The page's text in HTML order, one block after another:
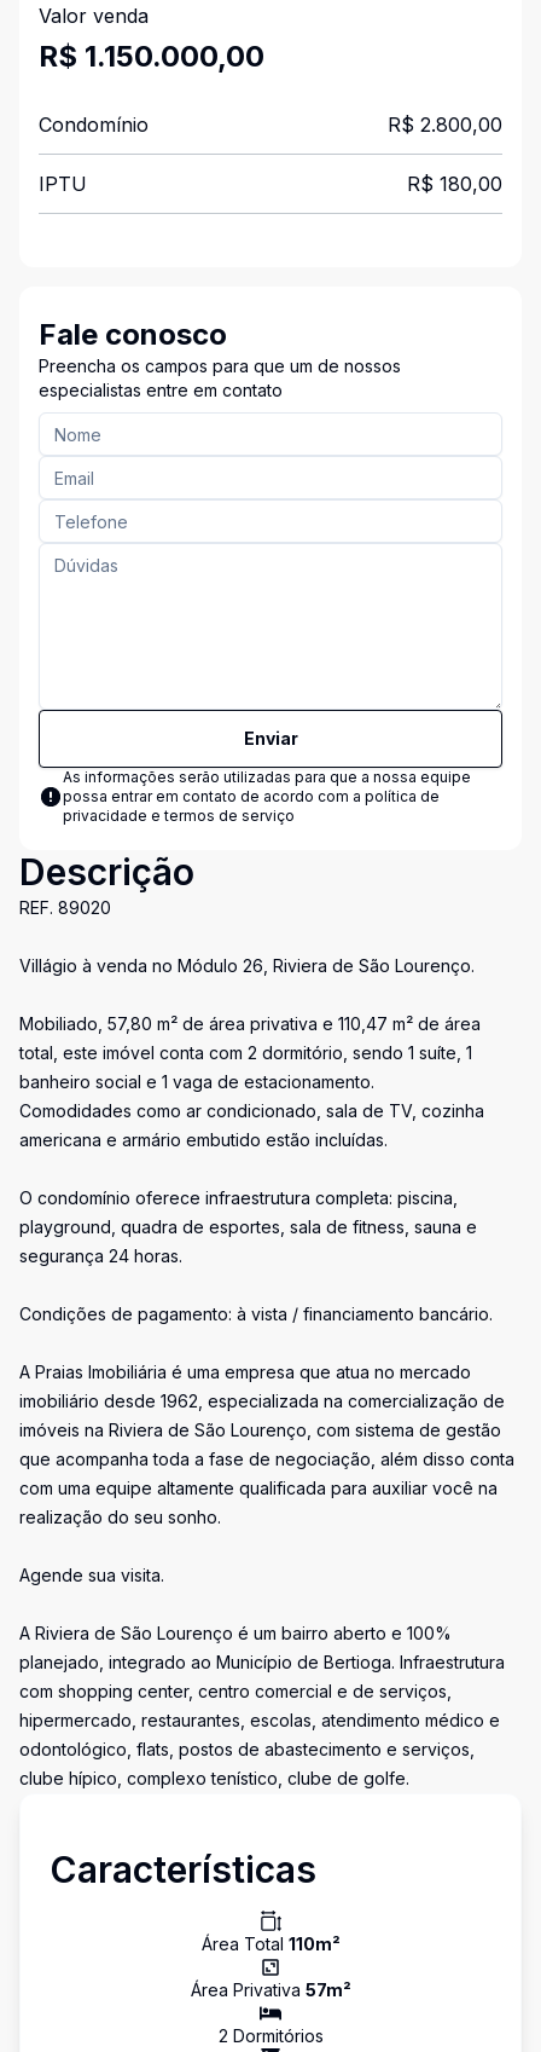
Valor venda
R$ 1.150.000,00
Condomínio R$ 2.800,00
IPTU R$ 180,00
Fale conosco
Preencha os campos para que um de nossos
especialistas entre em contato
Enviar
As informações serão utilizadas para que a nossa equipe
possa entrar em contato de acordo com a política de
privacidade e termos de serviço
Descrição
REF. 89020
Villágio à venda no Módulo 26, Riviera de São Lourenço.
Mobiliado, 57,80 m² de área privativa e 110,47 m² de área
total, este imóvel conta com 2 dormitório, sendo 1 suíte, 1
banheiro social e 1 vaga de estacionamento.
Comodidades como ar condicionado, sala de TV, cozinha
americana e armário embutido estão incluídas.
O condomínio oferece infraestrutura completa: piscina,
playground, quadra de esportes, sala de fitness, sauna e
segurança 24 horas.
Condições de pagamento: à vista / financiamento bancário.
A Praias Imobiliária é uma empresa que atua no mercado
imobiliário desde 1962, especializada na comercialização de
imóveis na Riviera de São Lourenço, com sistema de gestão
que acompanha toda a fase de negociação, além disso conta
com uma equipe altamente qualificada para auxiliar você na
realização do seu sonho.
Agende sua visita.
A Riviera de São Lourenço é um bairro aberto e 100%
planejado, integrado ao Município de Bertioga. Infraestrutura
com shopping center, centro comercial e de serviços,
hipermercado, restaurantes, escolas, atendimento médico e
odontológico, flats, postos de abastecimento e serviços,
clube hípico, complexo tenístico, clube de golfe.
Características
Área Total 110m²
Área Privativa 57m²
2 Dormitórios